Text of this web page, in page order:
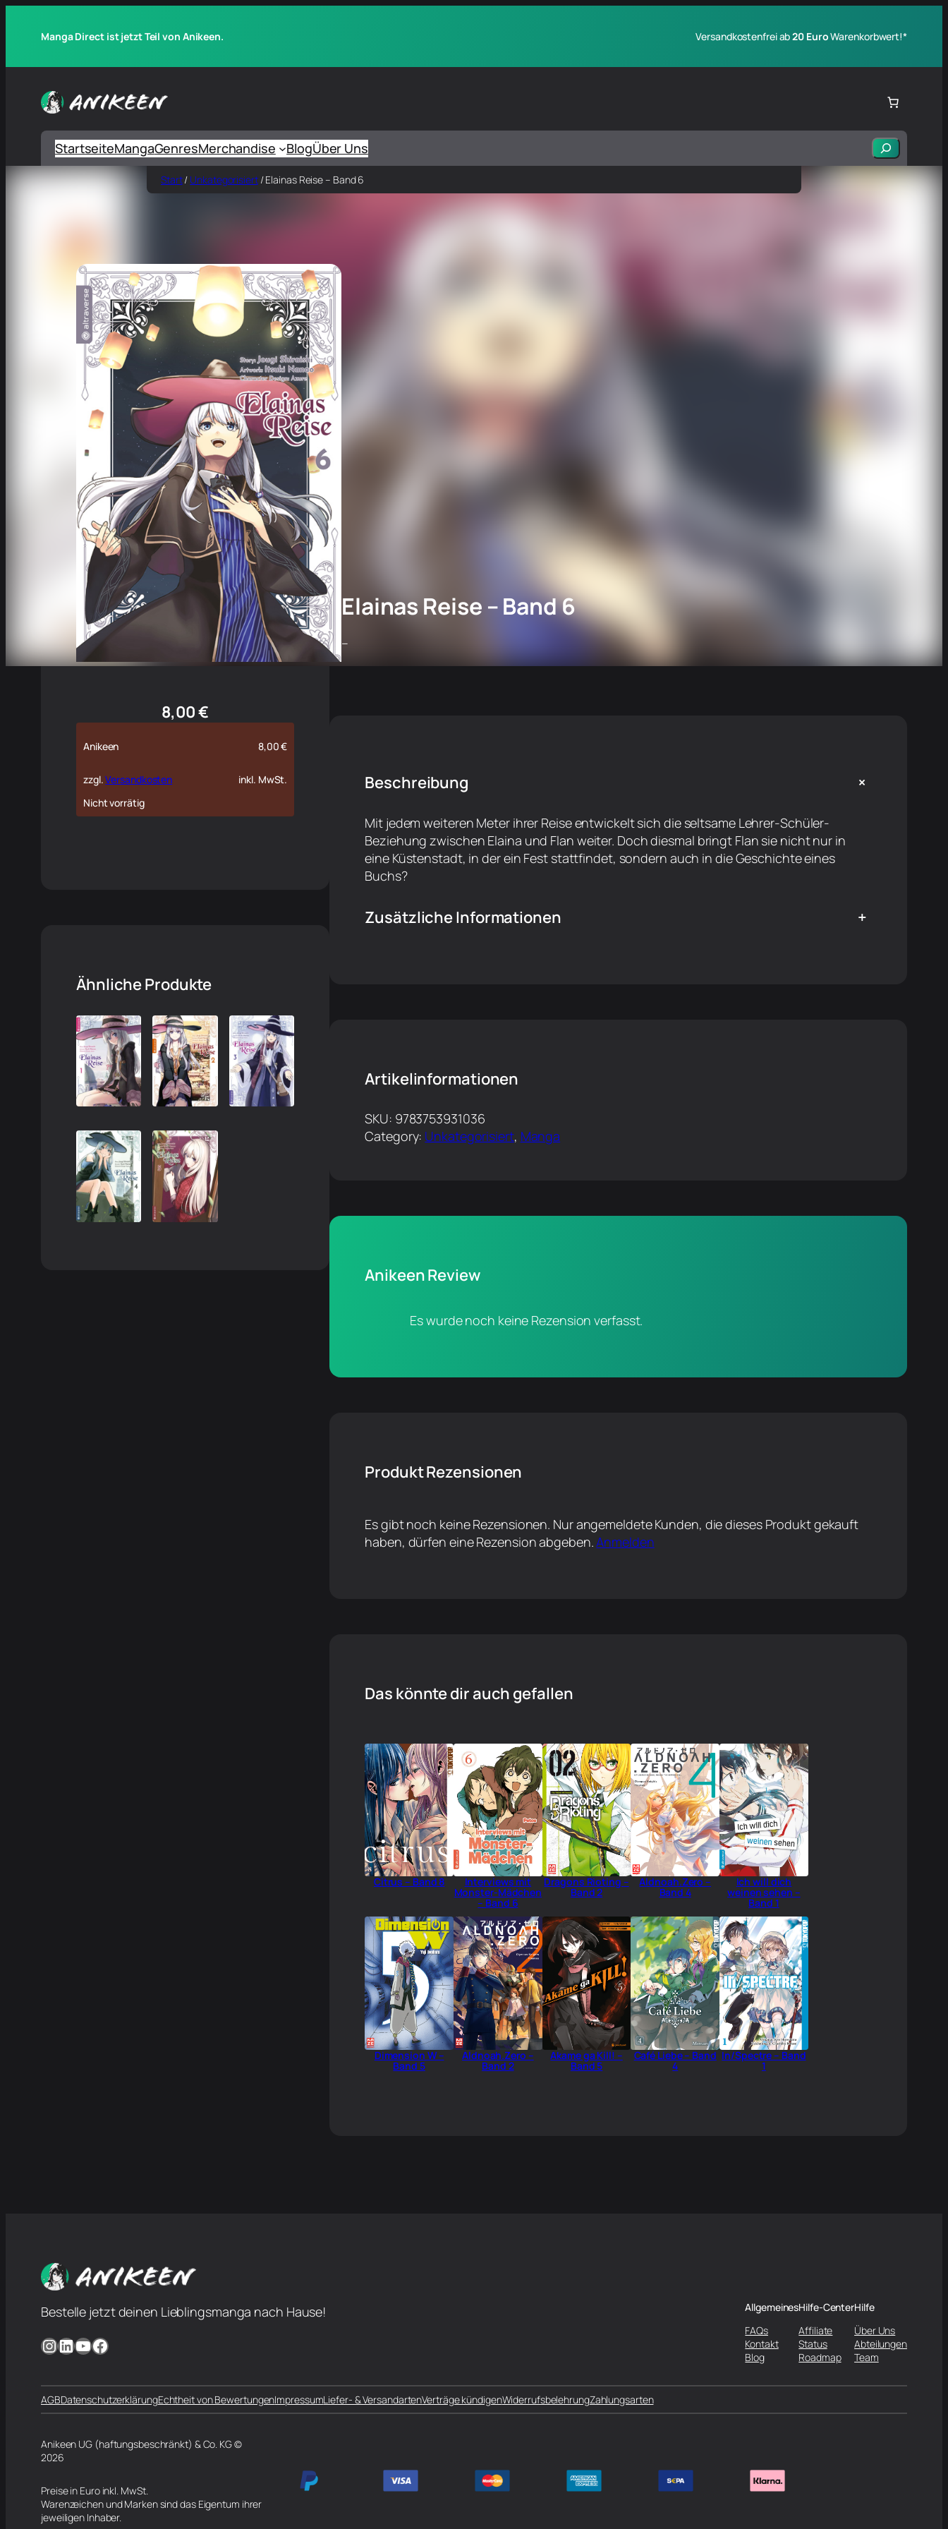
Manga Direct ist jetzt Teil von Anikeen. Versandkostenfrei ab20 EuroWarenkorbwert!*
StartseiteMangaGenresMerchandise BlogÜber Uns Suchen
Start/ Unkategorisiert/ Elainas Reise – Band 6
Elainas Reise – Band 6
–
8,00€
Anikeen 8,00€
zzgl.Versandkosten
inkl. MwSt.
Nicht vorrätig
Ähnliche Produkte
Beschreibung +
Mit jedem weiteren Meter ihrer Reise entwickelt sich die seltsame Lehrer-Schüler-
Beziehung zwischen Elaina und Flan weiter. Doch diesmal bringt Flan sie nicht nur in
eine Küstenstadt, in der ein Fest stattfindet, sondern auch in die Geschichte eines
Buchs?
Zusätzliche Informationen +
Artikelinformationen
SKU: 9783753931036
Category: Unkategorisiert, Manga
Anikeen Review
Es wurde noch keine Rezension verfasst.
Produkt Rezensionen
Es gibt noch keine Rezensionen. Nur angemeldete Kunden, die dieses Produkt gekauft
haben, dürfen eine Rezension abgeben. Anmelden
Das könnte dir auch gefallen
Citrus – Band 8 Interviews mit
Monster-Mädchen
– Band 6
Dragons Rioting –
Band 2
Aldnoah.Zero –
Band 4
Ich will dich
weinen sehen –
Band 1
Dimension W –
Band 5
Aldnoah.Zero –
Band 2
Akame ga Kill! –
Band 5
Café Liebe – Band
4
In/Spectre – Band
1
Bestelle jetzt deinen Lieblingsmanga nach Hause!
InstagramLinkedIn YouTube Facebook
Allgemeines
FAQs
Kontakt
Blog
Hilfe-Center
Affiliate
Status
Roadmap
Hilfe
Über Uns
Abteilungen
Team
AGBDatenschutzerklärungEchtheit von BewertungenImpressumLiefer- & VersandartenVerträge kündigenWiderrufsbelehrungZahlungsarten
Anikeen UG (haftungsbeschränkt) & Co. KG ©
2026
Preise in Euro inkl. MwSt.
Warenzeichen und Marken sind das Eigentum ihrer
jeweiligen Inhaber.